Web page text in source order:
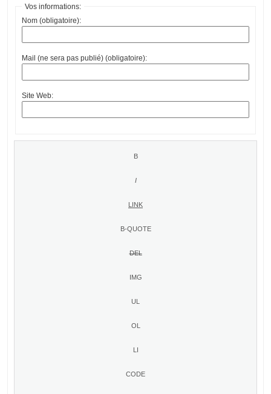
Vos informations:
Nom (obligatoire):
Mail (ne sera pas publié) (obligatoire):
Site Web: